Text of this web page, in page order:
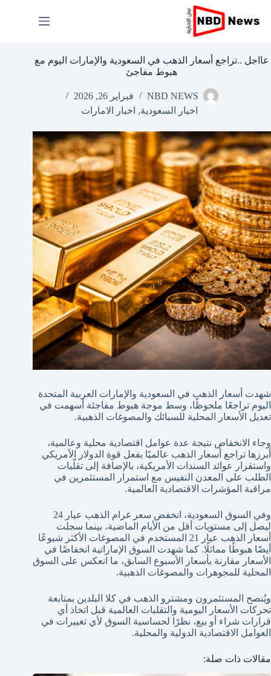
إلى
المحتوى
عااجل ..تراجع أسعار الذهب في السعودية والإمارات اليوم مع
هبوط مفاجئ
NBD NEWS
فبراير 26, 2026
اخبار السعودية, اخبار الامارات
شهدت أسعار الذهب في السعودية والإمارات العربية المتحدة
اليوم تراجعًا ملحوظًا، وسط موجة هبوط مفاجئة أسهمت في
تعديل الأسعار المحلية للسبائك والمصوغات الذهبية.
وجاء الانخفاض نتيجة عدة عوامل اقتصادية محلية وعالمية،
أبرزها تراجع أسعار الذهب عالميًا بفعل قوة الدولار الأمريكي
واستقرار عوائد السندات الأمريكية، بالإضافة إلى تقلّبات
الطلب على المعدن النفيس مع استمرار المستثمرين في
مراقبة المؤشرات الاقتصادية العالمية.
وفي السوق السعودية، انخفض سعر غرام الذهب عيار 24
ليصل إلى مستويات أقل من الأيام الماضية، بينما سجلت
أسعار الذهب عيار 21 المستخدم في المصوغات الأكثر شيوعًا
أيضًا هبوطًا مماثلًا. كما شهدت السوق الإماراتية انخفاضًا في
الأسعار مقارنة بأسعار الأسبوع السابق، ما انعكس على السوق
المحلية للمجوهرات والمصوغات الذهبية.
ويُنصح المستثمرون ومشترو الذهب في كلا البلدين بمتابعة
تحركات الأسعار اليومية والتقلبات العالمية قبل اتخاذ أي
قرارات شراء أو بيع، نظرًا لحساسية السوق لأي تغييرات في
العوامل الاقتصادية الدولية والمحلية.
مقالات ذات صلة: